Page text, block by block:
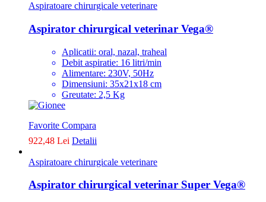
Aspiratoare chirurgicale veterinare
Aspirator chirurgical veterinar Vega®
Aplicatii: oral, nazal, traheal
Debit aspiratie: 16 litri/min
Alimentare: 230V, 50Hz
Dimensiuni: 35x21x18 cm
Greutate: 2,5 Kg
Favorite Compara
922,48 Lei Detalii
Aspiratoare chirurgicale veterinare
Aspirator chirurgical veterinar Super Vega®